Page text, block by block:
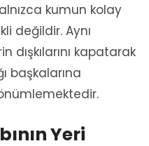
kumun kolay
değildir. Aynı
dışkılarını kapatarak
başkalarına
Yeri